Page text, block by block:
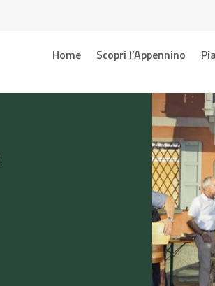
Home Scopri l’Appennino